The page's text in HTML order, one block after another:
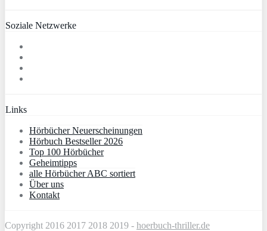
Soziale Netzwerke
Links
Hörbücher Neuerscheinungen
Hörbuch Bestseller 2026
Top 100 Hörbücher
Geheimtipps
alle Hörbücher ABC sortiert
Über uns
Kontakt
Copyright 2016 2017 2018 2019 - hoerbuch-thriller.de